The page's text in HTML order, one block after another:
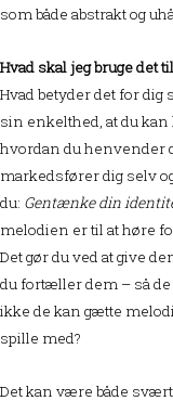
som både abstrakt og
Hvad skal jeg bruge det
Hvad betyder det for
sin enkelthed, at du
hvordan du henvender
markedsfører dig selv
du: Gentænke din
melodien er til at høre
Det gør du ved at give
du fortæller dem – så
ikke de kan gætte
spille med?
Det kan være både